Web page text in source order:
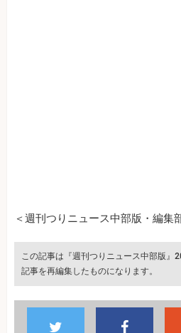
＜週刊つりニュース中部版・編集
この記事は『週刊つりニュース中部版』
記事を再編集したものになります。